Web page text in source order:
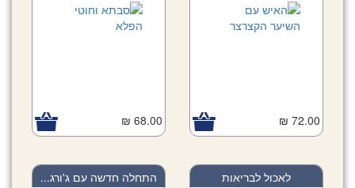
72.00 ₪
68.00 ₪
לאכול לבריאות התחלה חדשה עם ג'ורג...